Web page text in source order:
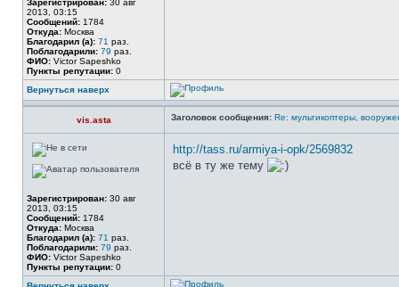
Зарегистрирован: 30 авг
2013, 03:15
Сообщений: 1784
Откуда: Москва
Благодарил (а): 71 раз.
Поблагодарили: 79 раз.
ФИО: Victor Sapeshko
Пункты репутации: 0
Вернуться наверх
vis.asta Заголовок сообщения: Re: мультикоптеры,
Зарегистрирован: 30 авг
2013, 03:15
Сообщений: 1784
Откуда: Москва
Благодарил (а): 71 раз.
Поблагодарили: 79 раз.
ФИО: Victor Sapeshko
Пункты репутации: 0
http://tass.ru/armiya-i-opk/2569832
всё в ту же тему